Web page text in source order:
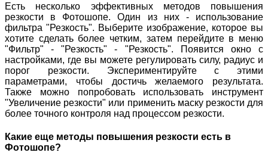
Есть несколько эффективных методов повышения
резкости в Фотошопе. Один из них - использование
фильтра "Резкость". Выберите изображение, которое вы
хотите сделать более четким, затем перейдите в меню
"Фильтр" - "Резкость" - "Резкость". Появится окно с
настройками, где вы можете регулировать силу, радиус и
порог резкости. Экспериментируйте с этими
параметрами, чтобы достичь желаемого результата.
Также можно попробовать использовать инструмент
"Увеличение резкости" или применить маску резкости для
более точного контроля над процессом резкости.
Какие еще методы повышения резкости есть в
Фотошопе?